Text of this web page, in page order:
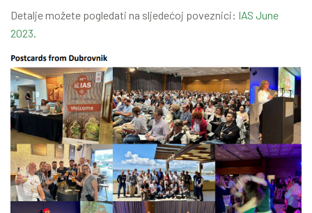
Detalje možete pogledati na sljedećoj poveznici: IAS June
2023.